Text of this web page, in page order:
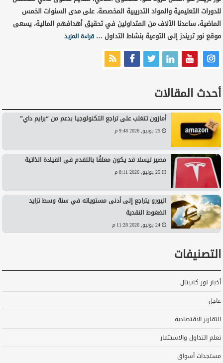
للدورات التعليمية والمواد التدريبية المخصصة. على مدى السنوات الخمس
الماضية، ساعدنا الآلاف من المتداولين في تحقيق أهدافهم المالية، يسعى
موقع نور تريندز إلى التوعية بنشاط التداول …قراءة المزيد
أحدث المقالات
أمازون تتغلب على تراجع التكنولوجيا بدعم من “برايم داي”
25 يونيو, 2026 9:48 م
مصير تيسلا قد يكون معلقًا بالتقدم في القيادة الذاتية
25 يونيو, 2026 8:11 م
اليورو يتراجع إلى أدنى مستوياته في سنة وسط تزايد
الضغوط النقدية
24 يونيو, 2026 11:28 م
التصنيفات
أخبار نور كابيتال
عاجل
التقارير الاقتصادية
تعلم التداول والاستثمار
مستجدات أسواق